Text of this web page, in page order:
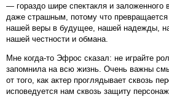
— гораздо шире спектакля и
даже страшным, потому что
нашей веры в будущее, нашей надежды,
нашей честности и обмана.
Мне когда-то Эфрос сказал: не играйте
запомнила на всю жизнь. Очень важны
от того, как актер проглядывает сквозь
исповедуется нам сквозь защиту